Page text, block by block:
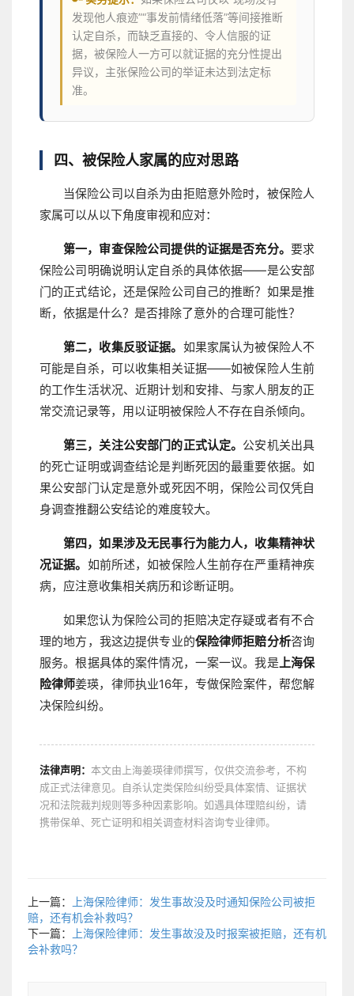
发现他人痕迹”“事发前情绪低落”等间接推断
认定自杀，而缺乏直接的、令人信服的证
据，被保险人一方可以就证据的充分性提出
异议，主张保险公司的举证未达到法定标
准。
四、被保险人家属的应对思路
当保险公司以自杀为由拒赔意外险时，被保险人
家属可以从以下角度审视和应对：
第一，审查保险公司提供的证据是否充分。 要求
保险公司明确说明认定自杀的具体依据——是公安部
门的正式结论，还是保险公司自己的推断？如果是推
断，依据是什么？是否排除了意外的合理可能性？
第二，收集反驳证据。 如果家属认为被保险人不
可能是自杀，可以收集相关证据——如被保险人生前
的工作生活状况、近期计划和安排、与家人朋友的正
常交流记录等，用以证明被保险人不存在自杀倾向。
第三，关注公安部门的正式认定。 公安机关出具
的死亡证明或调查结论是判断死因的最重要依据。如
果公安部门认定是意外或死因不明，保险公司仅凭自
身调查推翻公安结论的难度较大。
第四，如果涉及无民事行为能力人，收集精神状
况证据。 如前所述，如被保险人生前存在严重精神疾
病，应注意收集相关病历和诊断证明。
如果您认为保险公司的拒赔决定存疑或者有不合
理的地方，我这边提供专业的保险律师拒赔分析咨询
服务。根据具体的案件情况，一案一议。我是上海保
险律师姜瑛，律师执业16年，专做保险案件，帮您解
决保险纠纷。
法律声明： 本文由上海姜瑛律师撰写，仅供交流参考，不构
成正式法律意见。自杀认定类保险纠纷受具体案情、证据状
况和法院裁判规则等多种因素影响。如遇具体理赔纠纷，请
携带保单、死亡证明和相关调查材料咨询专业律师。
上一篇：
上海保险律师：发生事故没及时通知保险公司被拒
赔，还有机会补救吗？
下一篇：
上海保险律师：发生事故没及时报案被拒赔，还有机
会补救吗？